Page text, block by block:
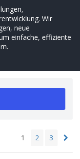
Wir
neue
einfache, effiziente
1 2 3